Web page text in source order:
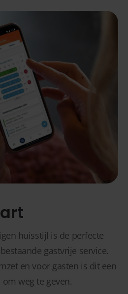
huisstijl is de perfecte
gastvrije service.
en voor gasten is dit een
weg te geven.